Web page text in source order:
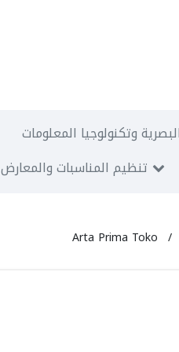
وتكنولوجيا المعلومات
تنظيم المناسبات والمعارض
Arta Prima Toko